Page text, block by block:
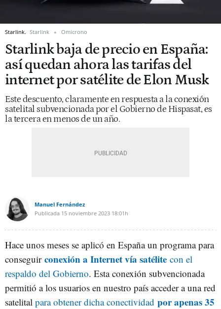
Starlink. Starlink Omicrono
Starlink baja de precio en España:
así quedan ahora las tarifas del
internet por satélite de Elon Musk
Este descuento, claramente en respuesta a la conexión
satelital subvencionada por el Gobierno de Hispasat, es
la tercera en menos de un año.
Manuel Fernández
Publicada 15 noviembre 2023 18:01h
Hace unos meses se aplicó en España un programa para
conseguir conexión a Internet vía satélite con el
respaldo del Gobierno. Esta conexión subvencionada
permitió a los usuarios en nuestro país acceder a una red
satelital para obtener dicha conectividad por apenas 35